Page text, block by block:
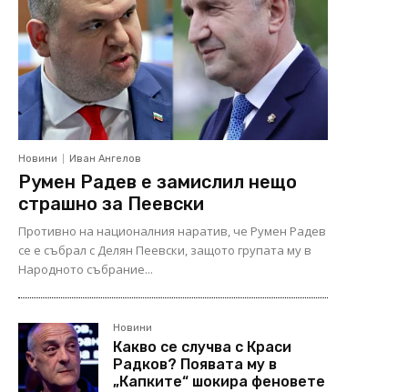
Новини Иван Ангелов
Румен Радев е замислил нещо
страшно за Пеевски
Противно на националния наратив, че Румен Радев
се е събрал с Делян Пеевски, защото групата му в
Народното събрание...
Новини
Какво се случва с Краси
Радков? Появата му в
„Капките“ шокира феновете